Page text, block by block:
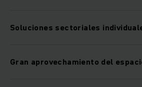
Soluciones sectoriales
Gran aprovechamiento del